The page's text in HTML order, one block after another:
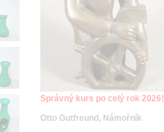
Správný kurs po celý rok 2026!
Otto Gutfreund, Námořník